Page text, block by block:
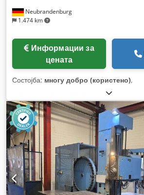
Neubrandenburg
1.474 km
цената
Состојба: многу добро (користено),